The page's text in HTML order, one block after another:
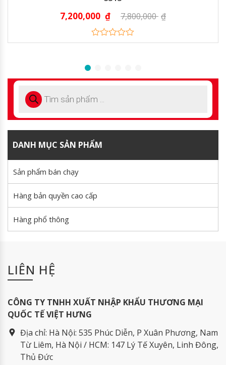
7,200,000 ₫ 7,800,000 ₫
0
DANH MỤC SẢN PHẨM
Sản phẩm bán chạy
Hàng bản quyền cao cấp
Hàng phổ thông
LIÊN HỆ
CÔNG TY TNHH XUẤT NHẬP KHẨU THƯƠNG MẠI
QUỐC TẾ VIỆT HƯNG
Địa chỉ: Hà Nội: 535 Phúc Diễn, P Xuân Phương, Nam
Từ Liêm, Hà Nội / HCM: 147 Lý Tế Xuyên, Linh Đông,
Thủ Đức